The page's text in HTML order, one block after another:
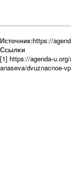
Источник:https://
Ссылки
[1] https://agenda-
anaseva/dvuznacnoe-